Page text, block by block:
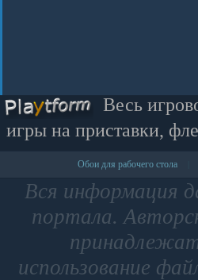
Весь
игры на приставки,
Обои для рабочего стола
Вся информация
портала.
использование